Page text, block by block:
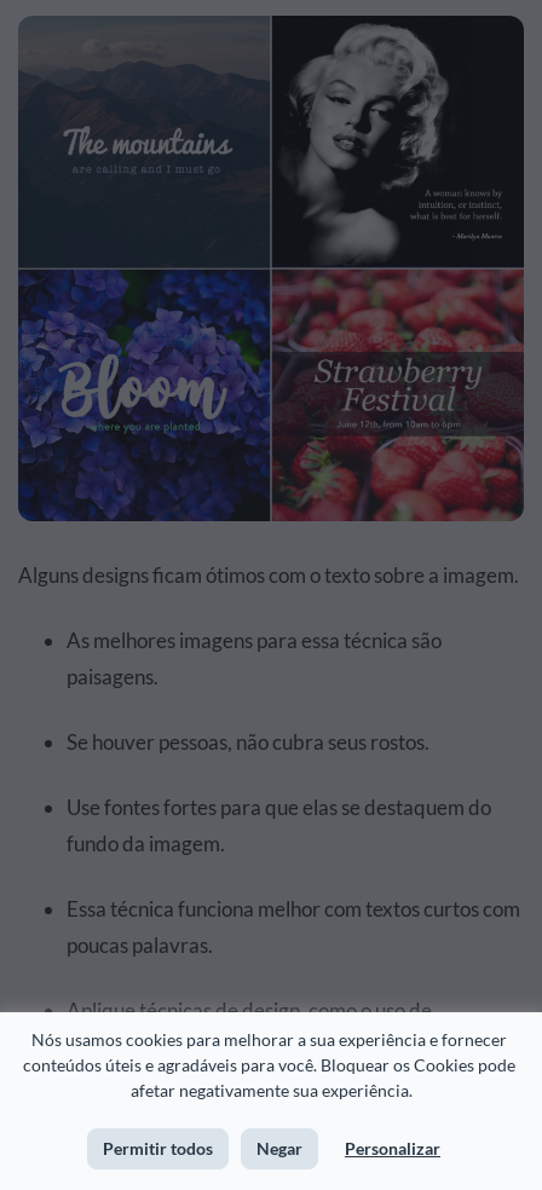
Nós usamos cookies para melhorar a sua experiência e fornecer
conteúdos úteis e agradáveis para você. Bloquear os Cookies pode
afetar negativamente sua experiência.
Permitir todos Negar Personalizar
Alguns designs ficam ótimos com o texto sobre a imagem.
As melhores imagens para essa técnica são
paisagens.
Se houver pessoas, não cubra seus rostos.
Use fontes fortes para que elas se destaquem do
fundo da imagem.
Essa técnica funciona melhor com textos curtos com
poucas palavras.
Aplique técnicas de design, como o uso de
transparência e formas para outros efeitos.
Crie seus próprios designs como um verdadeiro